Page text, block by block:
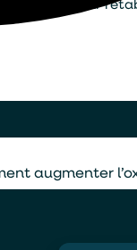
augmenter